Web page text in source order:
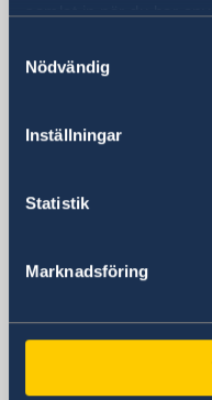
samlat in när du har
Nödvändig
Inställningar
Statistik
Marknadsföring
56 Gloucester
Postadress
Room 2501,
56 Gloucester
+852 2521 1212
+852 2596 0308